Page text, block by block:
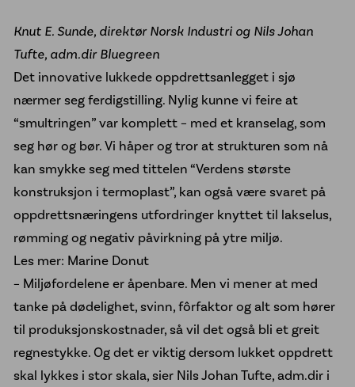
Åpenhetsloven
Kontakt oss
Knut E. Sunde, direktør Norsk Industri og Nils Johan
Tufte, adm.dir Bluegreen
Det innovative lukkede oppdrettsanlegget i sjø
nærmer seg ferdigstilling. Nylig kunne vi feire at
“smultringen” var komplett – med et kranselag, som
seg hør og bør. Vi håper og tror at strukturen som nå
kan smykke seg med tittelen “Verdens største
konstruksjon i termoplast”, kan også være svaret på
oppdrettsnæringens utfordringer knyttet til lakselus,
rømming og negativ påvirkning på ytre miljø.
Les mer: Marine Donut
– Miljøfordelene er åpenbare. Men vi mener at med
tanke på dødelighet, svinn, fôrfaktor og alt som hører
til produksjonskostnader, så vil det også bli et greit
regnestykke. Og det er viktig dersom lukket oppdrett
skal lykkes i stor skala, sier Nils Johan Tufte, adm.dir i